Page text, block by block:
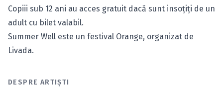
Copiii sub 12 ani au acces gratuit dacă sunt insoţiţi de un
adult cu bilet valabil.
Summer Well este un festival Orange, organizat de
Livada.
DESPRE ARTIȘTI